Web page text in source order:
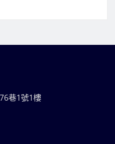
巷1號1樓